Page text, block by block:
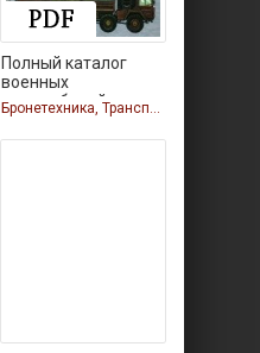
Полный каталог
военных
автомобилей и
Бронетехника, Транспорт, Бронетехника, Транспорт, Бронетехника, Транспорт